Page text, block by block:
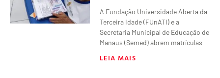
A Fundação Universidade Aberta da
Terceira Idade (FUnATI) e a
Secretaria Municipal de Educação de
Manaus (Semed) abrem matrículas
LEIA MAIS